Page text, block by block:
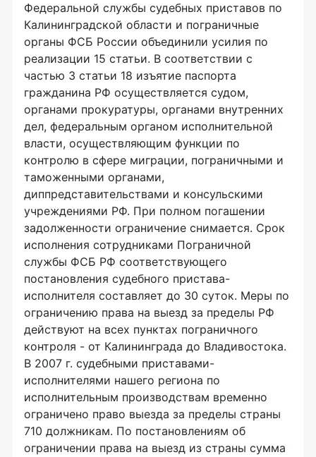
Федеральной службы судебных приставов по
Калининградской области и пограничные
органы ФСБ России объединили усилия по
реализации 15 статьи. В соответствии с
частью 3 статьи 18 изъятие паспорта
гражданина РФ осуществляется судом,
органами прокуратуры, органами внутренних
дел, федеральным органом исполнительной
власти, осуществляющим функции по
контролю в сфере миграции, пограничными и
таможенными органами,
диппредставительствами и консульскими
учреждениями РФ. При полном погашении
задолженности ограничение снимается. Срок
исполнения сотрудниками Пограничной
службы ФСБ РФ соответствующего
постановления судебного пристава-
исполнителя составляет до 30 суток. Меры по
ограничению права на выезд за пределы РФ
действуют на всех пунктах пограничного
контроля - от Калининграда до Владивостока.
В 2007 г. судебными приставами-
исполнителями нашего региона по
исполнительным производствам временно
ограничено право выезда за пределы страны
710 должникам. По постановлениям об
ограничении права на выезд из страны сумма